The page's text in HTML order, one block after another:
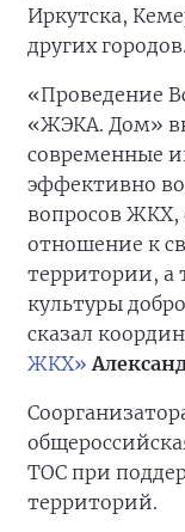
Иркутска,
других городов.
«Проведение
«ЖЭКА. Дом»
современные
эффективно
вопросов ЖКХ,
отношение к
территории, а
культуры
сказал
ЖКХ»
ТОС при
территорий.